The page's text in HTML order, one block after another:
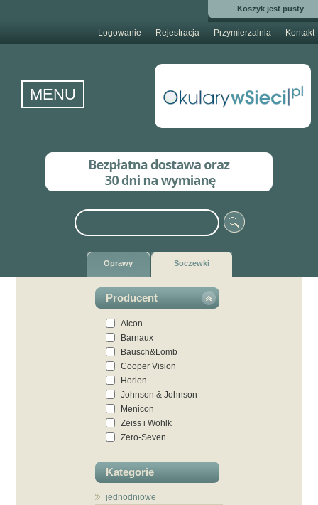
Koszyk jest pusty
Logowanie Rejestracja Przymierzalnia Kontakt
MENU
Oprawy Soczewki
Producent
Alcon
Barnaux
Bausch&Lomb
Cooper Vision
Horien
Johnson & Johnson
Vision Care
Menicon
Zeiss i Wohlk
Zero-Seven
Kategorie
jednodniowe